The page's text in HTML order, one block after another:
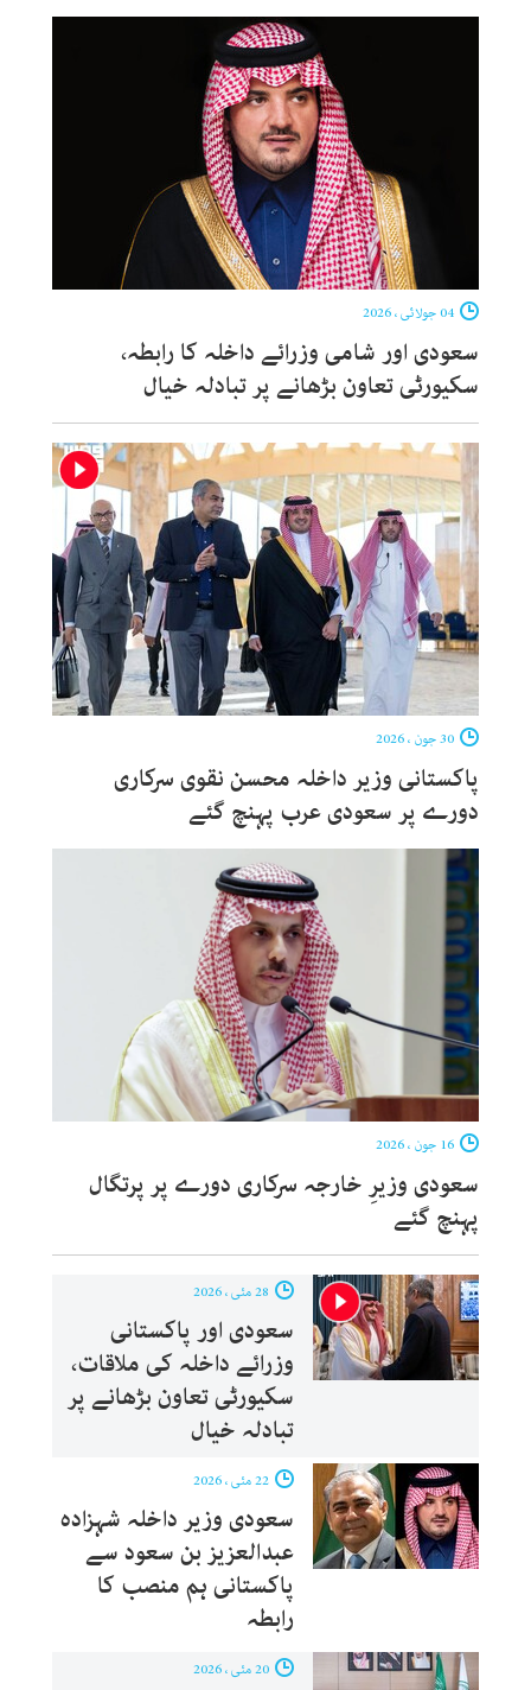
سعودی اور شامی وزرائے داخلہ کا رابطہ،
سکیورٹی تعاون بڑھانے پر تبادلہ خیال
پاکستانی وزیر داخلہ محسن نقوی سرکاری
دورے پر سعودی عرب پہنچ گئے
سعودی وزیرِ خارجہ سرکاری دورے پر پرتگال
پہنچ گئے
سعودی اور پاکستانی
وزرائے داخلہ کی ملاقات،
سکیورٹی تعاون بڑھانے پر
تبادلہ خیال
سعودی وزیر داخلہ شہزادہ
عبدالعزیز بن سعود سے
پاکستانی ہم منصب کا
رابطہ